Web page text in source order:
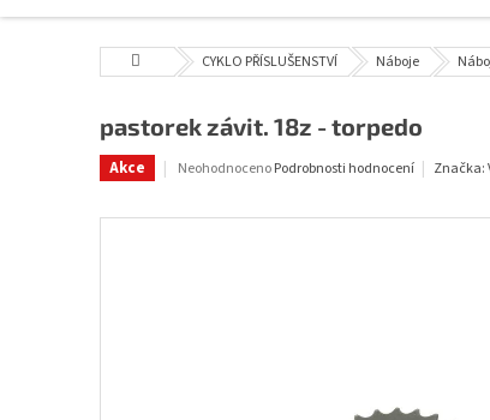
Domů CYKLO PŘÍSLUŠENSTVÍ Náboje
pastorek závit. 18z - torpedo
Akce
Průměrné
je
Neohodnoceno Podrobnosti hodnocení Značka: